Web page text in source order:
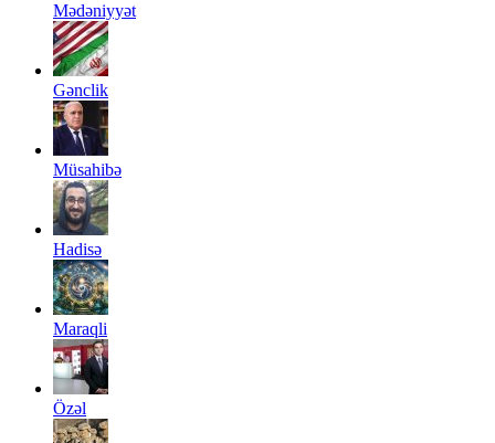
Mədəniyyət
Gənclik
Müsahibə
Hadisə
Maraqli
Özəl